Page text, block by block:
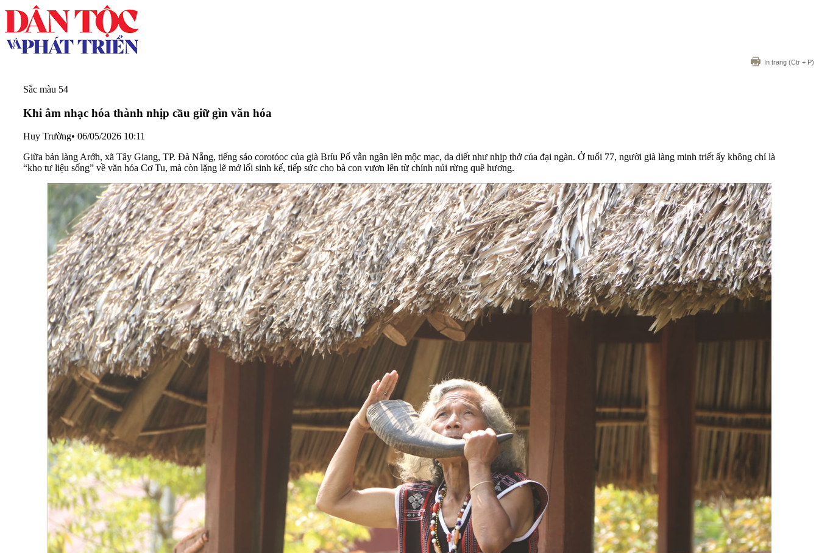
In trang (Ctr + P)
Sắc màu 54
Khi âm nhạc hóa thành nhịp cầu giữ gìn văn hóa
Huy Trường• 06/05/2026 10:11
Giữa bản làng Arớh, xã Tây Giang, TP. Đà Nẵng, tiếng sáo corotóoc của già Bríu Pố vẫn ngân lên mộc mạc, da diết như nhịp thở của đại ngàn. Ở tuổi 77, người già làng minh triết ấy không chỉ là
“kho tư liệu sống” về văn hóa Cơ Tu, mà còn lặng lẽ mở lối sinh kế, tiếp sức cho bà con vươn lên từ chính núi rừng quê hương.